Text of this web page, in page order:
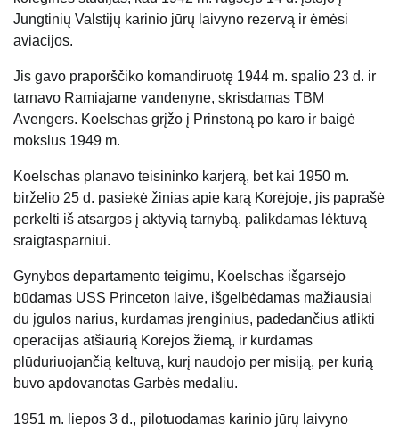
Jungtinių Valstijų karinio jūrų laivyno rezervą ir ėmėsi
aviacijos.
Jis gavo praporščiko komandiruotę 1944 m. spalio 23 d. ir
tarnavo Ramiajame vandenyne, skrisdamas TBM
Avengers. Koelschas grįžo į Prinstoną po karo ir baigė
mokslus 1949 m.
Koelschas planavo teisininko karjerą, bet kai 1950 m.
birželio 25 d. pasiekė žinias apie karą Korėjoje, jis paprašė
perkelti iš atsargos į aktyvią tarnybą, palikdamas lėktuvą
sraigtasparniui.
Gynybos departamento teigimu, Koelschas išgarsėjo
būdamas USS Princeton laive, išgelbėdamas mažiausiai
du įgulos narius, kurdamas įrenginius, padedančius atlikti
operacijas atšiaurią Korėjos žiemą, ir kurdamas
plūduriuojančią keltuvą, kurį naudojo per misiją, per kurią
buvo apdovanotas Garbės medaliu.
1951 m. liepos 3 d., pilotuodamas karinio jūrų laivyno